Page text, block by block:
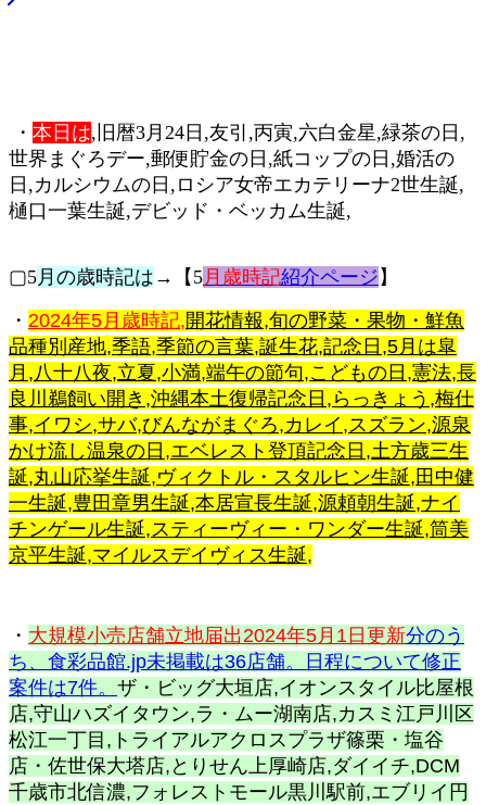
・ 本日は,旧暦3月24日,友引,丙寅,六白金星,緑茶の日,
世界まぐろデー,郵便貯金の日,紙コップの日,婚活の
日,カルシウムの日,ロシア女帝エカテリーナ2世生誕,
樋口一葉生誕,デビッド・ベッカム生誕,
▢5月の歳時記は →【5月歳時記紹介ページ 】
・ 2024年5月歳時記,開花情報,旬の野菜・果物・鮮魚
品種別産地,季語,季節の言葉,誕生花,記念日,5月は皐
月,八十八夜,立夏,小満,端午の節句,こどもの日,憲法,長
良川鵜飼い開き,沖縄本土復帰記念日,らっきょう,梅仕
事,イワシ,サバ,びんながまぐろ,カレイ,スズラン,源泉
かけ流し温泉の日,エベレスト登頂記念日,土方歳三生
誕,丸山応挙生誕,ヴィクトル・スタルヒン生誕,田中健
一生誕,豊田章男生誕,本居宣長生誕,源頼朝生誕,ナイ
チンゲール生誕,スティーヴィー・ワンダー生誕,筒美
京平生誕,マイルスデイヴィス生誕,
・ 大規模小売店舗立地届出2024年5月1日更新分のう
ち、食彩品館.jp未掲載は36店舗。日程について修正
案件は7件。 ザ・ビッグ大垣店,イオンスタイル比屋根
店,守山ハズイタウン,ラ・ムー湖南店,カスミ江戸川区
松江一丁目,トライアルアクロスプラザ篠栗・塩谷
店・佐世保大塔店,とりせん上厚崎店,ダイイチ,DCM
千歳市北信濃,フォレストモール黒川駅前,エブリイ円